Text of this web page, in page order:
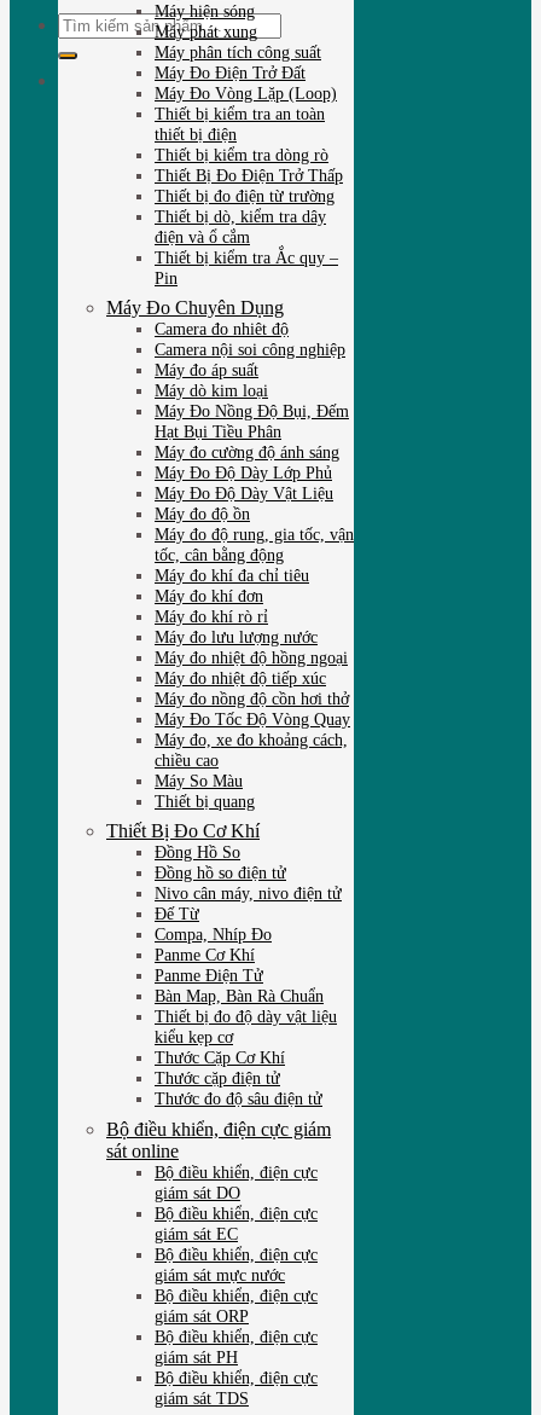
Tìm
kiếm:
Máy hiện sóng
Máy phát xung
Máy phân tích công suất
Máy Đo Điện Trở Đất
Máy Đo Vòng Lặp (Loop)
Thiết bị kiểm tra an toàn
thiết bị điện
Thiết bị kiểm tra dòng rò
Thiết Bị Đo Điện Trở Thấp
Thiết bị đo điện từ trường
Thiết bị dò, kiểm tra dây
điện và ổ cắm
Thiết bị kiểm tra Ắc quy –
Pin
Máy Đo Chuyên Dụng
Camera đo nhiêt độ
Camera nội soi công nghiệp
Máy đo áp suất
Máy dò kim loại
Máy Đo Nồng Độ Bụi, Đếm
Hạt Bụi Tiều Phân
Máy đo cường độ ánh sáng
Máy Đo Độ Dày Lớp Phủ
Máy Đo Độ Dày Vật Liệu
Máy đo độ ồn
Máy đo độ rung, gia tốc, vận
tốc, cân bằng động
Máy đo khí đa chỉ tiêu
Máy đo khí đơn
Máy đo khí rò rỉ
Máy đo lưu lượng nước
Máy đo nhiệt độ hồng ngoại
Máy đo nhiệt độ tiếp xúc
Máy đo nồng độ cồn hơi thở
Máy Đo Tốc Độ Vòng Quay
Máy đo, xe đo khoảng cách,
chiều cao
Máy So Màu
Thiết bị quang
Thiết Bị Đo Cơ Khí
Đồng Hồ So
Đồng hồ so điện tử
Nivo cân máy, nivo điện tử
Đế Từ
Compa, Nhíp Đo
Panme Cơ Khí
Panme Điện Tử
Bàn Map, Bàn Rà Chuẩn
Thiết bị đo độ dày vật liệu
kiểu kẹp cơ
Thước Cặp Cơ Khí
Thước cặp điện tử
Thước đo độ sâu điện tử
Bộ điều khiển, điện cực giám
sát online
Bộ điều khiển, điện cực
giám sát DO
Bộ điều khiển, điện cực
giám sát EC
Bộ điều khiển, điện cực
giám sát mực nước
Bộ điều khiển, điện cực
giám sát ORP
Bộ điều khiển, điện cực
giám sát PH
Bộ điều khiển, điện cực
giám sát TDS